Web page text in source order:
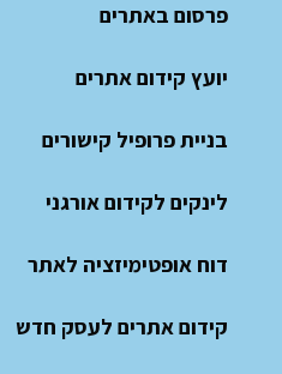
פרסום באתרים
יועץ קידום אתרים
בניית פרופיל קישורים
לינקים לקידום אורגני
דוח אופטימיזציה לאתר
קידום אתרים לעסק חדש